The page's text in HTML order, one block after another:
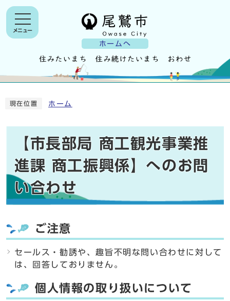
ホームへ
メニュー
現在位置 ホーム
【市長部局 商工観光事業推
進課 商工振興係】へのお問
い合わせ
ご注意
セールス・勧誘や、趣旨不明な問い合わせに対して
は、回答しておりません。
個人情報の取り扱いについて